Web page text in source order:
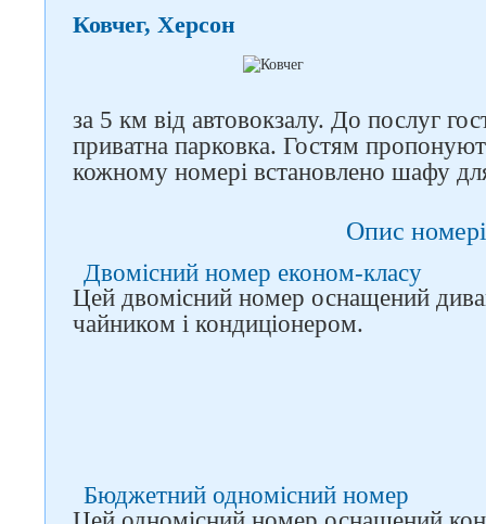
Ковчег, Херсон
за 5 км від автовокзалу. До послуг
приватна парковка. Гостям
кожному номері встановлено шафу
Опис
Двомісний номер економ-класу
Цей двомісний номер оснащений
чайником і кондиціонером.
Бюджетний одномісний номер
Слідкуйте за нами в
соцмережах